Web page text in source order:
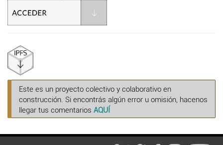
Este es un proyecto colectivo y colaborativo en
construcción. Si encontrás algún error u omisión, hacenos
llegar tus comentarios AQUÍ